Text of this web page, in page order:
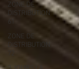
ZONE DE
DISTRIBUTION
61
ZONE DE
DISTRIBUTION